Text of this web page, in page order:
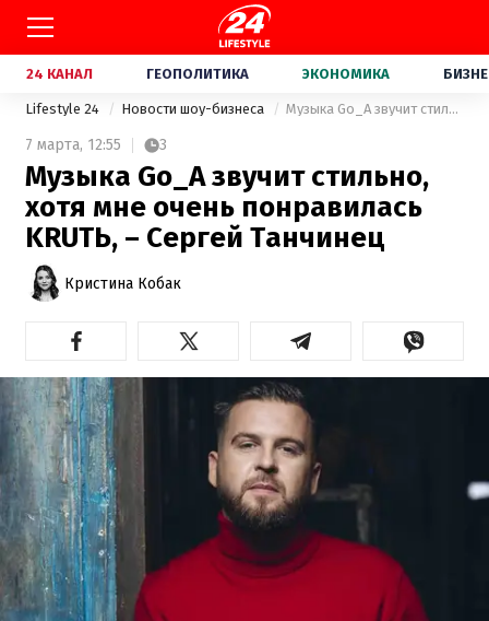
24 КАНАЛ ГЕОПОЛИТИКА ЭКОНОМИКА
Lifestyle 24 Новости шоу-бизнеса Музыка Go_A звучит стильно, хотя мне очень понравилась KRUTЬ, – Сергей Танчинец
7 марта, 12:55 3
Музыка Go_A звучит стильно,
хотя мне очень понравилась
KRUTЬ, – Сергей Танчинец
Кристина Кобак